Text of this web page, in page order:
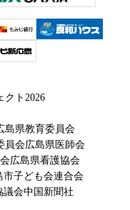
クト2026
島県教育委員会
員会広島県医師会
広島県看護協会
市子ども会連合会
議会中国新聞社